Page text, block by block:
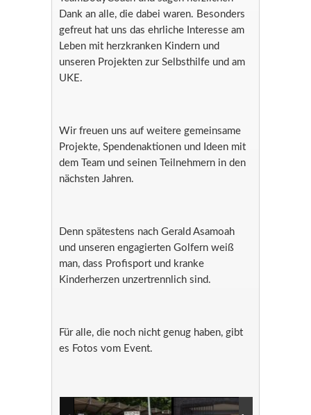
Dank an alle, die dabei waren. Besonders
gefreut hat uns das ehrliche Interesse am
Leben mit herzkranken Kindern und
unseren Projekten zur Selbsthilfe und am
UKE.
Wir freuen uns auf weitere gemeinsame
Projekte, Spendenaktionen und Ideen mit
dem Team und seinen Teilnehmern in den
nächsten Jahren.
Denn spätestens nach Gerald Asamoah
und unseren engagierten Golfern weiß
man, dass Profisport und kranke
Kinderherzen unzertrennlich sind.
Für alle, die noch nicht genug haben, gibt
es Fotos vom Event.